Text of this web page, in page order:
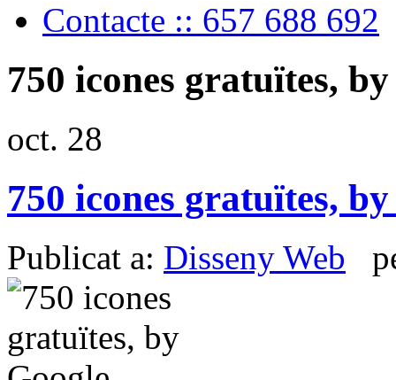
Contacte :: 657 688 692
750 icones gratuïtes,
oct. 28
750 icones gratuïtes,
Publicat a: Disseny Web